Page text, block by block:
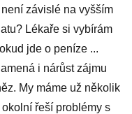
závislé na vyšším
Lékaře si vybírám
jde o peníze ...
i nárůst zájmu
My máme už několik
řeší problémy s